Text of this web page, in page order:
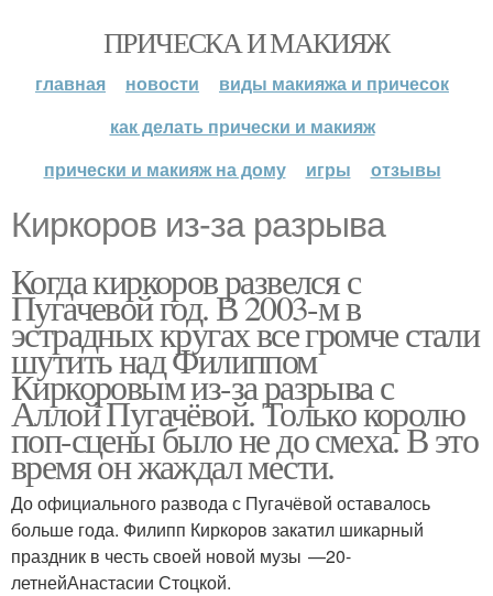
ПРИЧЕСКА И МАКИЯЖ
главная новости
виды макияжа и причесок
как делать прически и макияж
прически и макияж на дому
игры отзывы
Киркоров из-за разрыва
Когда киркоров развелся с
Пугачевой год. В 2003-м в
эстрадных кругах все громче стали
шутить над Филиппом
Киркоровым из-за разрыва с
Аллой Пугачёвой. Только королю
поп-сцены было не до смеха. В это
время он жаждал мести.
До официального развода с Пугачёвой оставалось
больше года. Филипп Киркоров закатил шикарный
праздник в честь своей новой музы —20-
летнейАнастасии Стоцкой.